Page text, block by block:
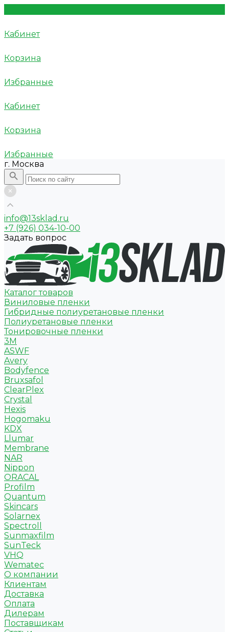
Кабинет
Корзина
Избранные
Кабинет
Корзина
Избранные
г. Москва
info@13sklad.ru
+7 (926) 034-10-00
Задать вопрос
Каталог товаров
Виниловые пленки
Гибридные полиуретановые пленки
Полиуретановые пленки
Тонировочные пленки
3M
ASWF
Avery
Bodyfence
Bruxsafol
ClearPlex
Crystal
Hexis
Hogomaku
KDX
Llumar
Membrane
NAR
Nippon
ORACAL
Profilm
Quantum
Skincars
Solarnex
Spectroll
Sunmaxfilm
SunTeck
VHQ
Wematec
О компании
Клиентам
Доставка
Оплата
Дилерам
Поставщикам